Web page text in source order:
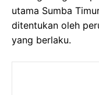
utama Sumba
ditentukan oleh
yang berlaku.